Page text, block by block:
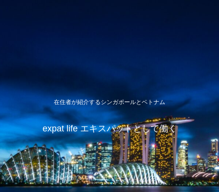
在住者が紹介するシンガポールとベトナム
expat life エキスパットとして働く